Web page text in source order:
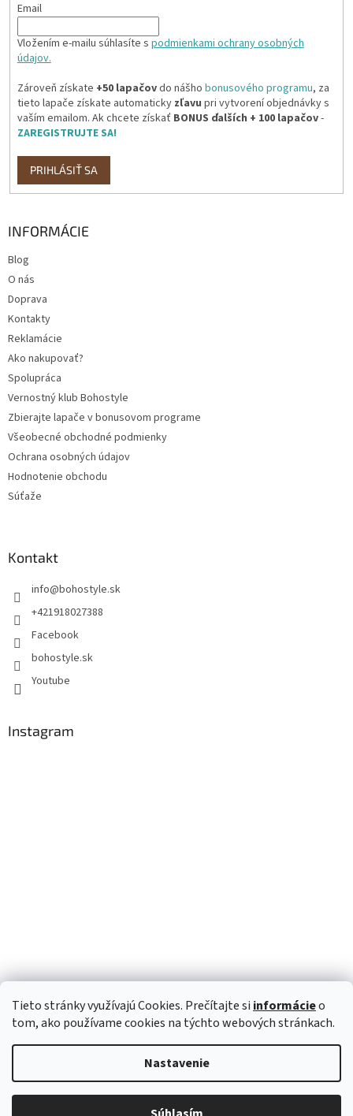
Tieto stránky využívajú Cookies. Prečítajte si informácieo
tom, ako používame cookies na týchto webových stránkach.
Nastavenie
Email
Vložením e-mailu súhlasíte s podmienkami ochrany osobných
údajov.
Zároveň získate +50 lapačovdo nášho bonusového programu, za
tieto lapače získate automaticky zľavu pri vytvorení objednávky s
vaším emailom. Ak chcete získať BONUS ďalších + 100 lapačov-
ZAREGISTRUJTE SA!
PRIHLÁSIŤ SA
INFORMÁCIE
Blog
O nás
Doprava
Kontakty
Reklamácie
Ako nakupovať?
Spolupráca
Vernostný klub Bohostyle
Zbierajte lapače v bonusovom programe
Všeobecné obchodné podmienky
Ochrana osobných údajov
Hodnotenie obchodu
Súťaže
Kontakt
info@bohostyle.sk
+421918027388
Facebook
bohostyle.sk
Youtube
Instagram
Sledovať na Instagrame
Vytvoril Shoptet
BOHOSTYLE.sk. Všetky práva vyhradené.